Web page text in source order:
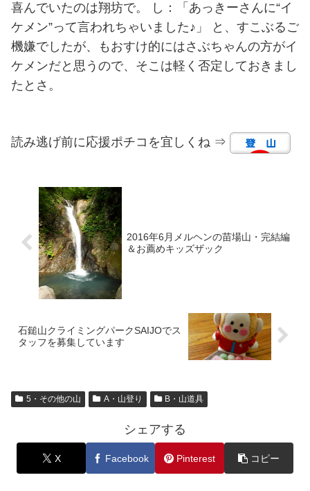
喜んでいたのは翔坊で。 し：「あっきーさんに“イ
ケメン”って言われちゃいました♪」 と、すこぶるご
機嫌でしたが、もおすけ的にはさぶちゃんの方がイ
ケメンだと思うので、そこは軽く否定しておきまし
たとさ。
読み逃げ前に応援ポチコを宜しくね ⇒
2016年6月メルヘンの苗場山・完結編
＆お薦めキッズザック
石鎚山クライミングパークSAIJOでス
タッフを募集しています
5・その他の山 A・山登り B・山道具
シェアする
X Facebook Pinterest コピー